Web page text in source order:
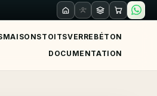
MAISONSTOITSVERRE BÉTON
DOCUMENTATION